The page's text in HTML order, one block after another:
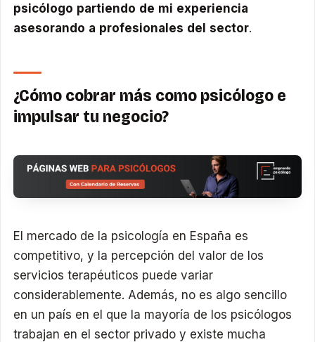
psicólogo partiendo de mi experiencia
asesorando a profesionales del sector.
¿Cómo cobrar más como psicólogo e
impulsar tu negocio?
El mercado de la psicología en España es
competitivo, y la percepción del valor de los
servicios terapéuticos puede variar
considerablemente. Además, no es algo sencillo
en un país en el que la mayoría de los psicólogos
trabajan en el sector privado y existe mucha